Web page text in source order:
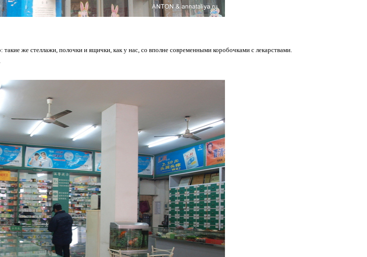
такие же стеллажи, полочки и ящички, как у нас, со вполне современными коробочками с лекарствами.